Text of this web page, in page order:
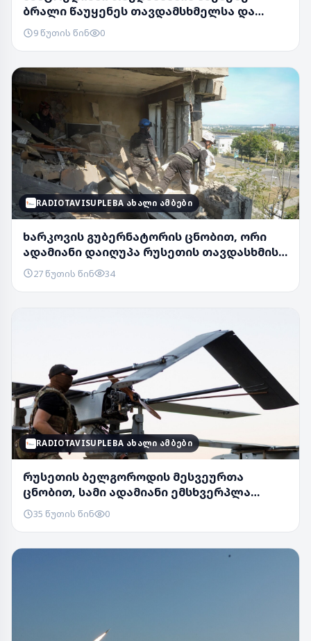
ბრალი წაუყენეს თავდამსხმელსა და
მელიას 2 თანაგუნ...
9 წუთის წინ 0
RADIOTAVISUPLEBA ᲐᲮᲐᲚᲘ ᲐᲛᲑᲔᲑᲘ
ხარკოვის გუბერნატორის ცნობით, ორი
ადამიანი დაიღუპა რუსეთის თავდასხმის
შედეგად
27 წუთის წინ 34
RADIOTAVISUPLEBA ᲐᲮᲐᲚᲘ ᲐᲛᲑᲔᲑᲘ
რუსეთის ბელგოროდის მესვეურთა
ცნობით, სამი ადამიანი ემსხვერპლა
დრონების თავდასხმა...
35 წუთის წინ 0